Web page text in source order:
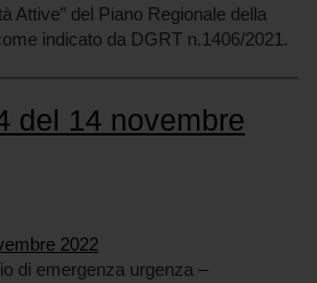
Attive” del Piano Regionale della
indicato da DGRT n.1406/2021.
del 14 novembre
2022
di emergenza urgenza –